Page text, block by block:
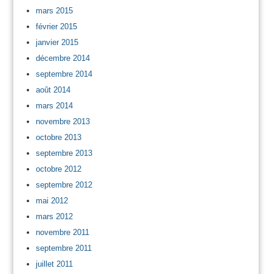
mars 2015
février 2015
janvier 2015
décembre 2014
septembre 2014
août 2014
mars 2014
novembre 2013
octobre 2013
septembre 2013
octobre 2012
septembre 2012
mai 2012
mars 2012
novembre 2011
septembre 2011
juillet 2011